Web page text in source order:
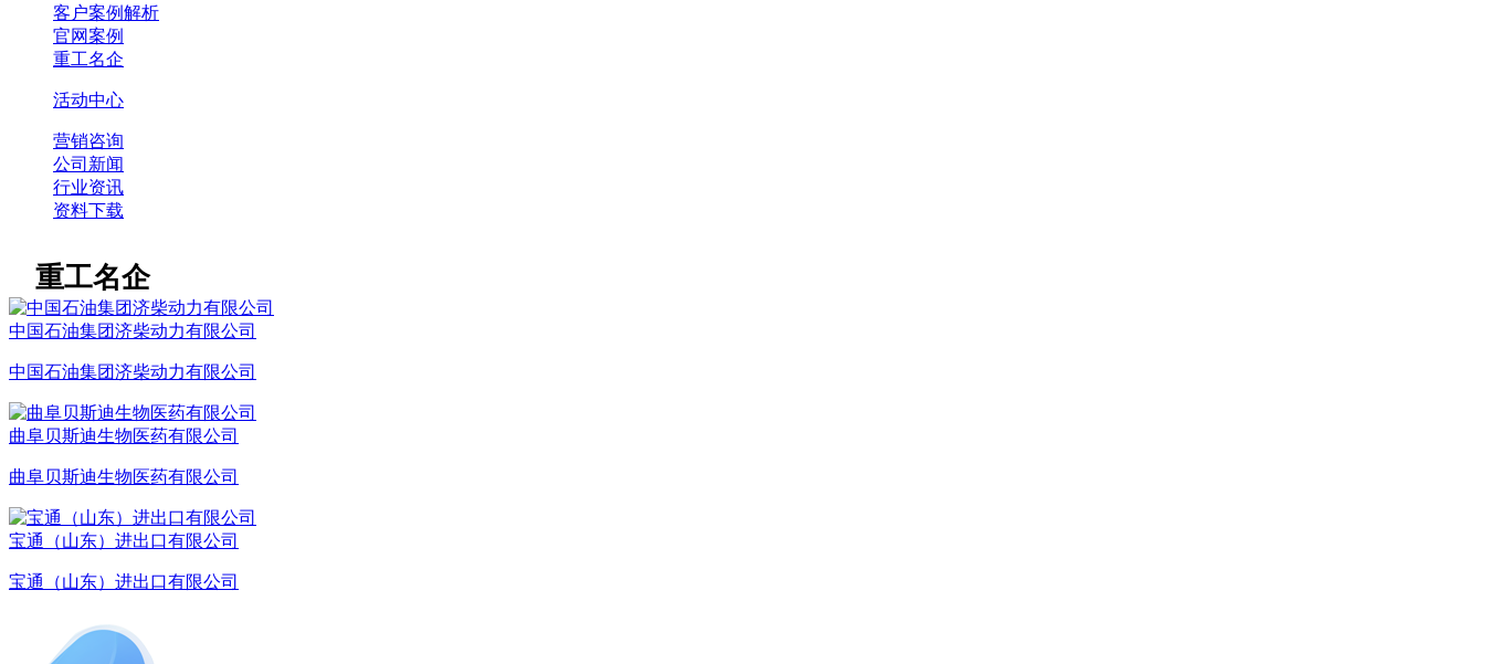
客户案例解析
官网案例
重工名企
活动中心
营销咨询
公司新闻
行业资讯
资料下载
重工名企
中国石油集团济柴动力有限公司
中国石油集团济柴动力有限公司
曲阜贝斯迪生物医药有限公司
曲阜贝斯迪生物医药有限公司
宝通（山东）进出口有限公司
宝通（山东）进出口有限公司